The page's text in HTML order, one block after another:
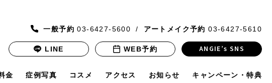
一般予約 03-6427-5600 アートメイク予約 03-6427-5610
LINE WEB予約 ANGIE’s SNS
金 症例写真 コスメ アクセス お知らせ キャンペーン・特典